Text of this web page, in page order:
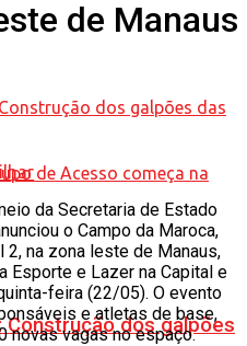
Construção dos galpões
de Manaus
da Secretaria de Estado
o Campo da Maroca,
na zona leste de Manaus,
Esporte e Lazer na Capital e
feira (22/05). O evento
e atletas de base,
novas vagas no espaço.